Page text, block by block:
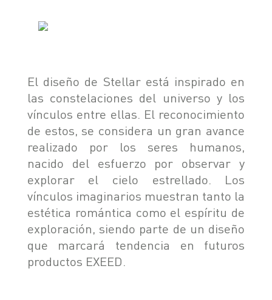
El diseño de Stellar está inspirado en
las constelaciones del universo y los
vínculos entre ellas. El reconocimiento
de estos, se considera un gran avance
realizado por los seres humanos,
nacido del esfuerzo por observar y
explorar el cielo estrellado. Los
vínculos imaginarios muestran tanto la
estética romántica como el espíritu de
exploración, siendo parte de un diseño
que marcará tendencia en futuros
productos EXEED.